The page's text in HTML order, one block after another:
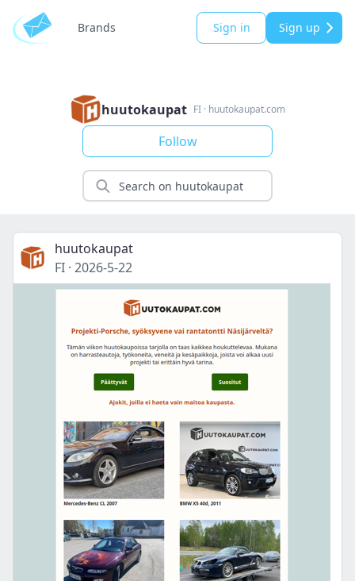
Brands Sign in Sign up
huutokaupat FI · huutokaupat.com
Follow
huutokaupat
FI · 2026-5-22